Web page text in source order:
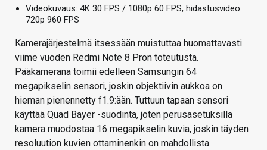
Videokuvaus: 4K 30 FPS / 1080p 60 FPS, hidastusvideo
720p 960 FPS
Kamerajärjestelmä itsessään muistuttaa huomattavasti
viime vuoden Redmi Note 8 Pron toteutusta.
Pääkamerana toimii edelleen Samsungin 64
megapikselin sensori, joskin objektiivin aukkoa on
hieman pienennetty f1.9:ään. Tuttuun tapaan sensori
käyttää Quad Bayer -suodinta, joten perusasetuksilla
kamera muodostaa 16 megapikselin kuvia, joskin täyden
resoluution kuvien ottaminenkin on mahdollista.